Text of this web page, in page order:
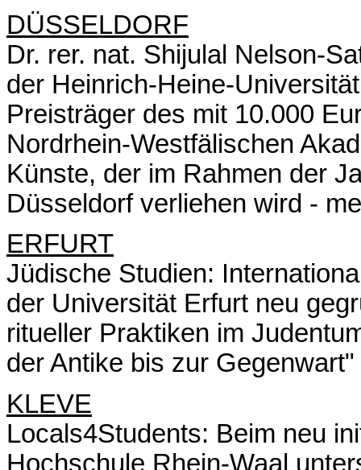
DÜSSELDORF
Dr. rer. nat. Shijulal Nelson-
der Heinrich-Heine-
Preisträger des mit 10.000
Nordrhein-Westfälischen
Künste, der im Rahmen der
Düsseldorf verliehen wird -
ERFURT
Jüdische Studien:
der Universität Erfurt neu
ritueller Praktiken im
der Antike bis zur
KLEVE
Locals4Students: Beim neu
Hochschule Rhein-Waal